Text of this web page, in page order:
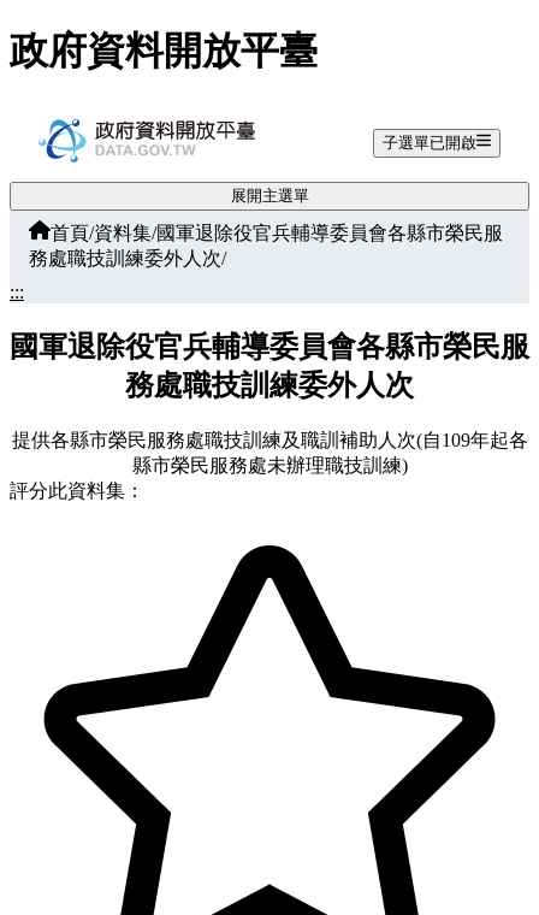
跳至主要內容
政府資料開放平臺
子選單已開啟
展開主選單
首頁/資料集/國軍退除役官兵輔導委員會各縣市榮民服
務處職技訓練委外人次/
:::
國軍退除役官兵輔導委員會各縣市榮民服
務處職技訓練委外人次
提供各縣市榮民服務處職技訓練及職訓補助人次(自109年起各
縣市榮民服務處未辦理職技訓練)
評分此資料集：